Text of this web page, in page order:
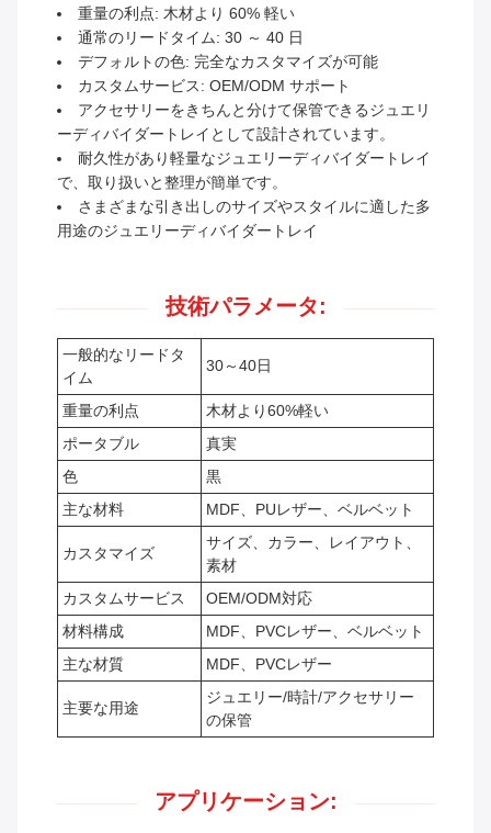
重量の利点: 木材より 60% 軽い
通常のリードタイム: 30 ～ 40 日
デフォルトの色: 完全なカスタマイズが可能
カスタムサービス: OEM/ODM サポート
アクセサリーをきちんと分けて保管できるジュエリ
ーディバイダートレイとして設計されています。
耐久性があり軽量なジュエリーディバイダートレイ
で、取り扱いと整理が簡単です。
さまざまな引き出しのサイズやスタイルに適した多
用途のジュエリーディバイダートレイ
技術パラメータ:
一般的なリードタ
イム
30～40日
重量の利点
木材より60%軽い
ポータブル
真実
色
黒
主な材料
MDF、PUレザー、ベルベット
カスタマイズ
サイズ、カラー、レイアウト、
素材
カスタムサービス
OEM/ODM対応
材料構成
MDF、PVCレザー、ベルベット
主な材質
MDF、PVCレザー
主要な用途
ジュエリー/時計/アクセサリー
の保管
アプリケーション: